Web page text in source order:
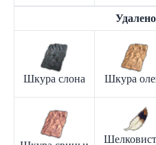
Удалено
Шкура слона Шкура